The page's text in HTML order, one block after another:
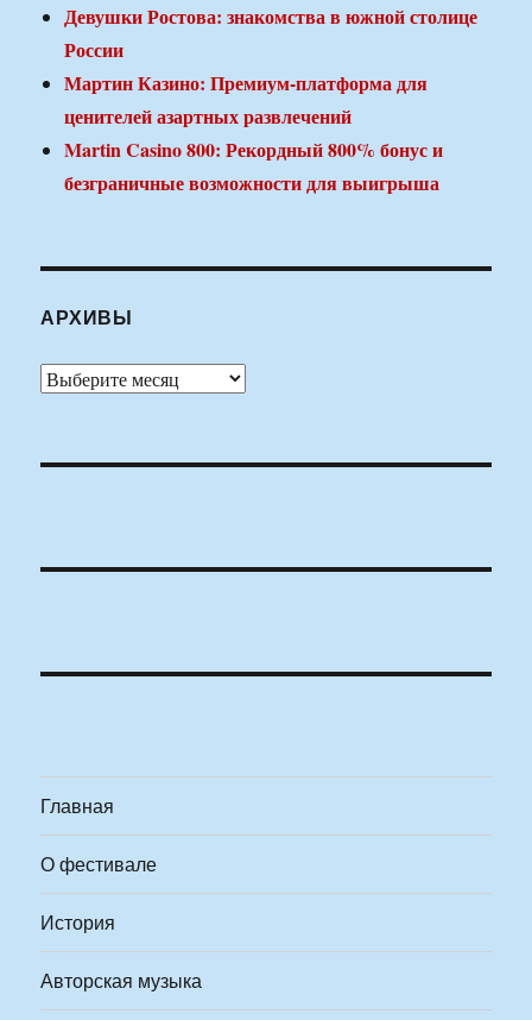
Девушки Ростова: знакомства в южной столице
России
Мартин Казино: Премиум-платформа для
ценителей азартных развлечений
Martin Casino 800: Рекордный 800% бонус и
безграничные возможности для выигрыша
АРХИВЫ
Архивы
Главная
О фестивале
История
Авторская музыка